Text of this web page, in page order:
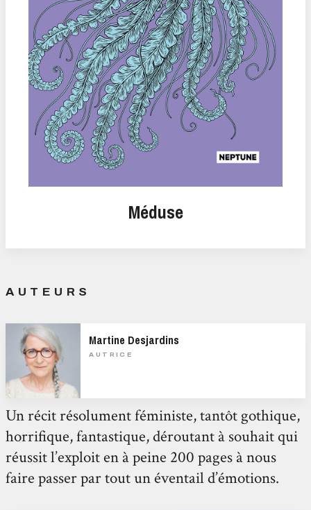
Méduse
AUTEURS
Martine Desjardins
AUTRICE
Un récit résolument féministe, tantôt gothique,
horrifique, fantastique, déroutant à souhait qui
réussit l’exploit en à peine 200 pages à nous
faire passer par tout un éventail d’émotions.